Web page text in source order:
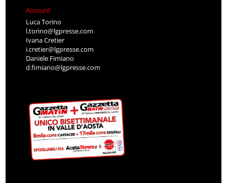
Account
Luca Torino
l.torino@lgpresse.com
Ivana Cretier
i.cretier@lgpresse.com
Daniele Fimiano
d.fimiano@lgpresse.com